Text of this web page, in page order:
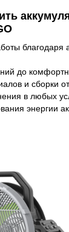
благодаря
до
и сборки
в любых
энергии